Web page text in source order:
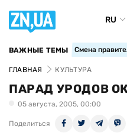
RU
ВАЖНЫЕ ТЕМЫ Смена
ГЛАВНАЯ КУЛЬТУРА
ПАРАД УРОДОВ
05 августа, 2005, 00:00
Поделиться